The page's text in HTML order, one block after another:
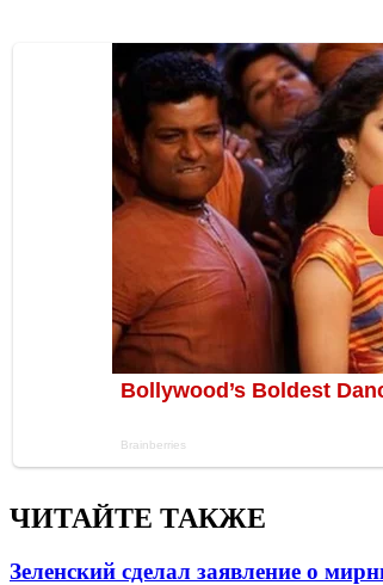
ЧИТАЙТЕ ТАКЖЕ
Зеленский сделал заявление о